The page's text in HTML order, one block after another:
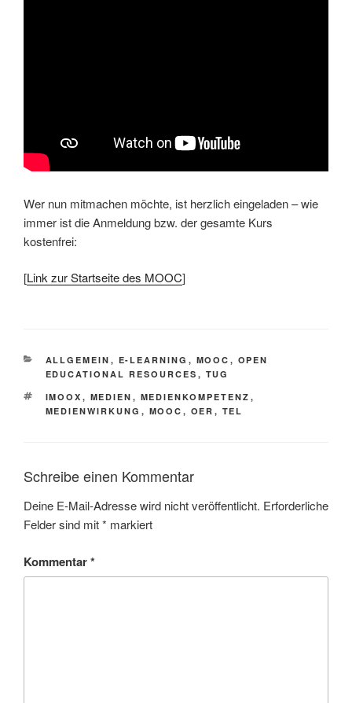
Wer nun mitmachen möchte, ist herzlich eingeladen – wie
immer ist die Anmeldung bzw. der gesamte Kurs
kostenfrei:
[Link zur Startseite des MOOC]
KATEGORIEN
ALLGEMEIN , E-LEARNING , MOOC , OPEN
EDUCATIONAL RESOURCES , TUG
SCHLAGWÖRTER
IMOOX , MEDIEN , MEDIENKOMPETENZ ,
MEDIENWIRKUNG , MOOC , OER , TEL
Schreibe einen Kommentar
Deine E-Mail-Adresse wird nicht veröffentlicht. Erforderliche
Felder sind mit* markiert
Kommentar*